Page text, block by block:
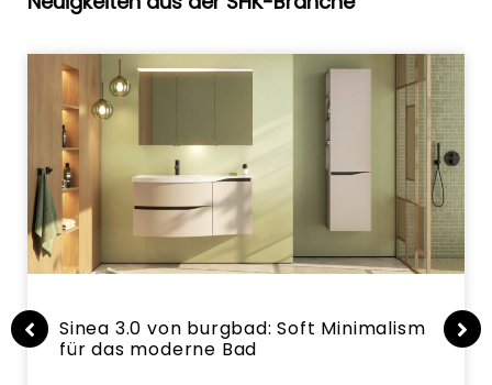
Sinea 3.0 von burgbad: Soft Minimalism
für das moderne Bad